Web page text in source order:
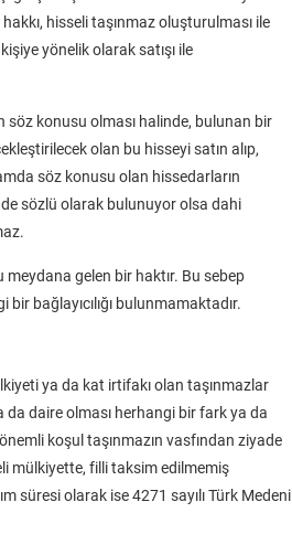
hisseli taşınmaz oluşturulması ile
yönelik olarak satışı ile
konusu olması halinde, bulunan bir
olan bu hisseyi satın alıp,
söz konusu olan hissedarların
de sözlü olarak bulunuyor olsa dahi
meydana gelen bir haktır. Bu sebep
bağlayıcılığı bulunmamaktadır.
ya da kat irtifakı olan taşınmazlar
da daire olması herhangi bir fark ya da
koşul taşınmazın vasfından ziyade
mülkiyette, filli taksim edilmemiş
süresi olarak ise 4271 sayılı Türk Medeni